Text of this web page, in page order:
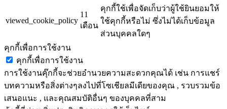
viewed_cookie_policy
11
เดือน
คุกกี้ใช้เพื่อจัดเก็บว่าผู้ใช้ยินยอมให้
ใช้คุกกี้หรือไม่ ซึ่งไม่ได้เก็บข้อมูล
ส่วนบุคคลใดๆ
คุกกี้เพื่อการใช้งาน
คุกกี้เพื่อการใช้งาน
การใช้งานคุ๊กกี้จะช่วยอำนวยความสะดวกคุณได้ เช่น การแชร์
บทความหรือสิ่งต่างๆลงไปที่โซเชียลมีเดียของคุณ , รวบรวมข้อ
เสนอแนะ , และคุณสมบัติอื่นๆ ของบุคคลที่สาม